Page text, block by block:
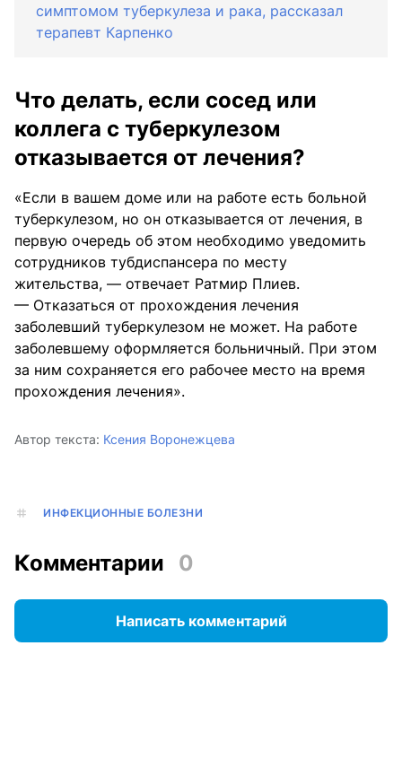
симптомом туберкулеза и рака, рассказал
терапевт Карпенко
Что делать, если сосед или
коллега с туберкулезом
отказывается от лечения?
«Если в вашем доме или на работе есть больной
туберкулезом, но он отказывается от лечения, в
первую очередь об этом необходимо уведомить
сотрудников тубдиспансера по месту
жительства, — отвечает Ратмир Плиев.
— Отказаться от прохождения лечения
заболевший туберкулезом не может. На работе
заболевшему оформляется больничный. При этом
за ним сохраняется его рабочее место на время
прохождения лечения».
Автор текста: Ксения Воронежцева
ИНФЕКЦИОННЫЕ БОЛЕЗНИ
Комментарии 0
Написать комментарий